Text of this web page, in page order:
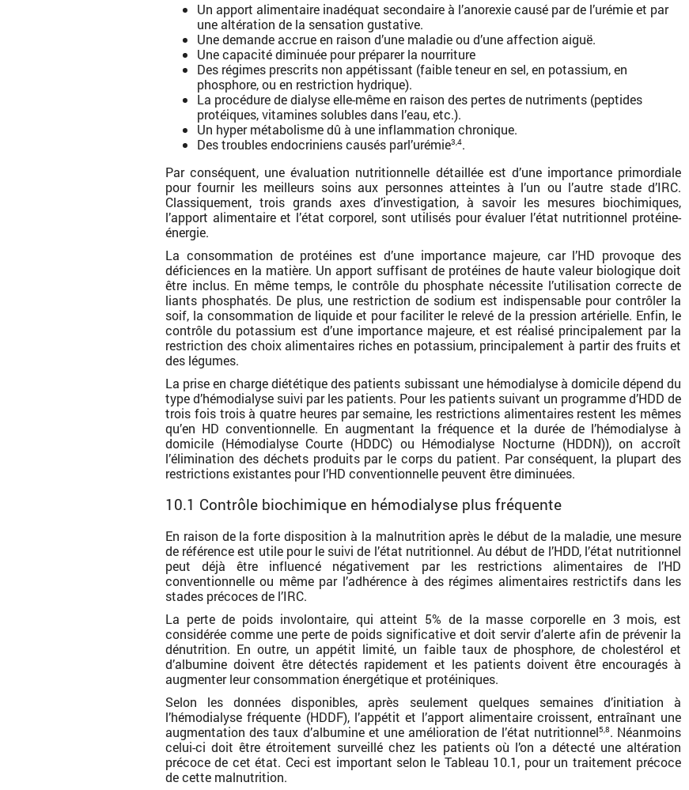
Un apport alimentaire inadéquat secondaire à l’anorexie causé par de l’urémie et par
une altération de la sensation gustative.
Une demande accrue en raison d’une maladie ou d’une affection aiguë.
Une capacité diminuée pour préparer la nourriture
Des régimes prescrits non appétissant (faible teneur en sel, en potassium, en
phosphore, ou en restriction hydrique).
La procédure de dialyse elle-même en raison des pertes de nutriments (peptides
protéiques, vitamines solubles dans l’eau, etc.).
Un hyper métabolisme dû à une inflammation chronique.
Des troubles endocriniens causés parl’urémie3,4.
Par conséquent, une évaluation nutritionnelle détaillée est d’une importance primordiale
pour fournir les meilleurs soins aux personnes atteintes à l’un ou l’autre stade d’IRC.
Classiquement, trois grands axes d’investigation, à savoir les mesures biochimiques,
l’apport alimentaire et l’état corporel, sont utilisés pour évaluer l’état nutritionnel protéine-
énergie.
La consommation de protéines est d’une importance majeure, car l’HD provoque des
déficiences en la matière. Un apport suffisant de protéines de haute valeur biologique doit
être inclus. En même temps, le contrôle du phosphate nécessite l’utilisation correcte de
liants phosphatés. De plus, une restriction de sodium est indispensable pour contrôler la
soif, la consommation de liquide et pour faciliter le relevé de la pression artérielle. Enfin, le
contrôle du potassium est d’une importance majeure, et est réalisé principalement par la
restriction des choix alimentaires riches en potassium, principalement à partir des fruits et
des légumes.
La prise en charge diététique des patients subissant une hémodialyse à domicile dépend du
type d’hémodialyse suivi par les patients. Pour les patients suivant un programme d’HDD de
trois fois trois à quatre heures par semaine, les restrictions alimentaires restent les mêmes
qu’en HD conventionnelle. En augmentant la fréquence et la durée de l’hémodialyse à
domicile (Hémodialyse Courte (HDDC) ou Hémodialyse Nocturne (HDDN)), on accroît
l’élimination des déchets produits par le corps du patient. Par conséquent, la plupart des
restrictions existantes pour l’HD conventionnelle peuvent être diminuées.
10.1 Contrôle biochimique en hémodialyse plus fréquente
En raison de la forte disposition à la malnutrition après le début de la maladie, une mesure
de référence est utile pour le suivi de l’état nutritionnel. Au début de l’HDD, l’état nutritionnel
peut déjà être influencé négativement par les restrictions alimentaires de l’HD
conventionnelle ou même par l’adhérence à des régimes alimentaires restrictifs dans les
stades précoces de l’IRC.
La perte de poids involontaire, qui atteint 5% de la masse corporelle en 3 mois, est
considérée comme une perte de poids significative et doit servir d’alerte afin de prévenir la
dénutrition. En outre, un appétit limité, un faible taux de phosphore, de cholestérol et
d’albumine doivent être détectés rapidement et les patients doivent être encouragés à
augmenter leur consommation énergétique et protéiniques.
Selon les données disponibles, après seulement quelques semaines d’initiation à
l’hémodialyse fréquente (HDDF), l’appétit et l’apport alimentaire croissent, entraînant une
augmentation des taux d’albumine et une amélioration de l’état nutritionnel5,8. Néanmoins
celui-ci doit être étroitement surveillé chez les patients où l’on a détecté une altération
précoce de cet état. Ceci est important selon le Tableau 10.1, pour un traitement précoce
de cette malnutrition.